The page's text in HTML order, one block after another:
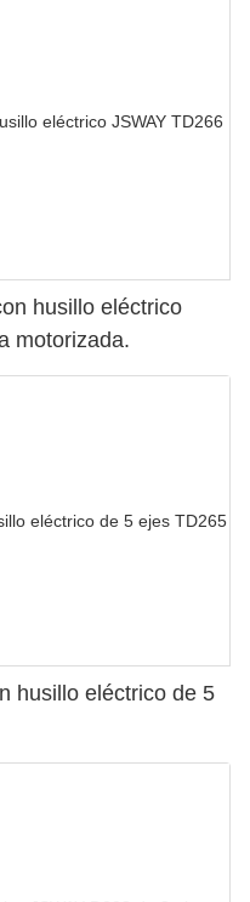
husillo eléctrico
motorizada.
husillo eléctrico de 5